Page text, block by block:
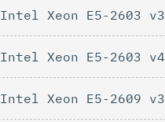
Intel Xeon E5-2603
Intel Xeon E5-2603
Intel Xeon E5-2609